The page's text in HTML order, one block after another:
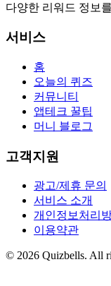
다양한 리워드 정보
서비스
홈
오늘의 퀴즈
커뮤니티
앱테크 꿀팁
머니 블로그
고객지원
광고/제휴 문의
서비스 소개
개인정보처리
이용약관
© 2026 Quizbells. All